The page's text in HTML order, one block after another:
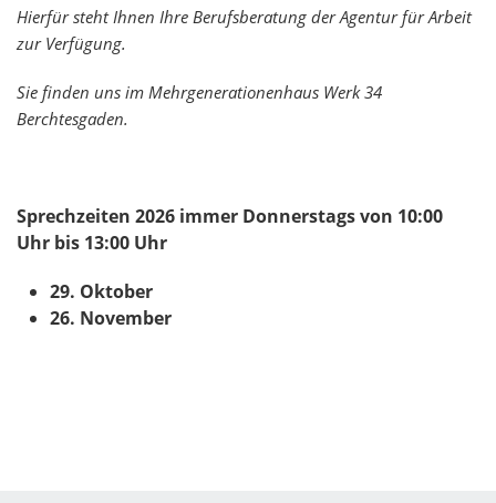
Hierfür steht Ihnen Ihre Berufsberatung der Agentur für Arbeit
zur Verfügung.
Sie finden uns im Mehrgenerationenhaus Werk 34
Berchtesgaden.
Sprechzeiten 2026 immer Donnerstags von 10:00
Uhr bis 13:00 Uhr
29. Oktober
26. November